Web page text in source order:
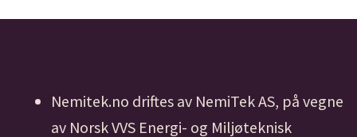
Nemitek.no driftes av NemiTek AS, på vegne
av Norsk VVS Energi- og Miljøteknisk